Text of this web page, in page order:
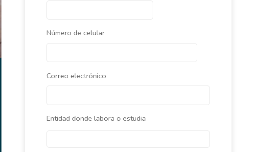
Número de celular
Correo electrónico
Entidad donde labora o estudia